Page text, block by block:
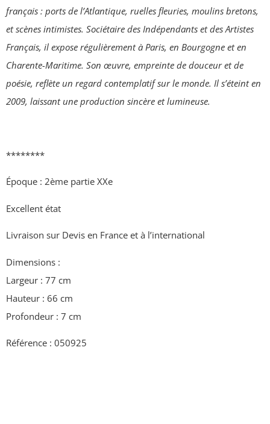
français : ports de l’Atlantique, ruelles fleuries, moulins bretons,
et scènes intimistes. Sociétaire des Indépendants et des Artistes
Français, il expose régulièrement à Paris, en Bourgogne et en
Charente-Maritime. Son œuvre, empreinte de douceur et de
poésie, reflète un regard contemplatif sur le monde. Il s’éteint en
2009, laissant une production sincère et lumineuse.
********
Époque : 2ème partie XXe
Excellent état
Livraison sur Devis en France et à l’international
Dimensions :
Largeur : 77 cm
Hauteur : 66 cm
Profondeur : 7 cm
Référence : 050925